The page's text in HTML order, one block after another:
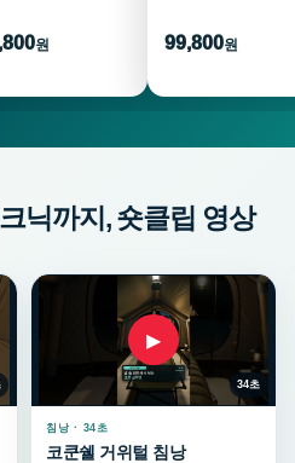
원 99,800원
닉까지, 숏클립 영상
▶
34초
침낭 · 34초
코쿤쉘 거위털 침낭